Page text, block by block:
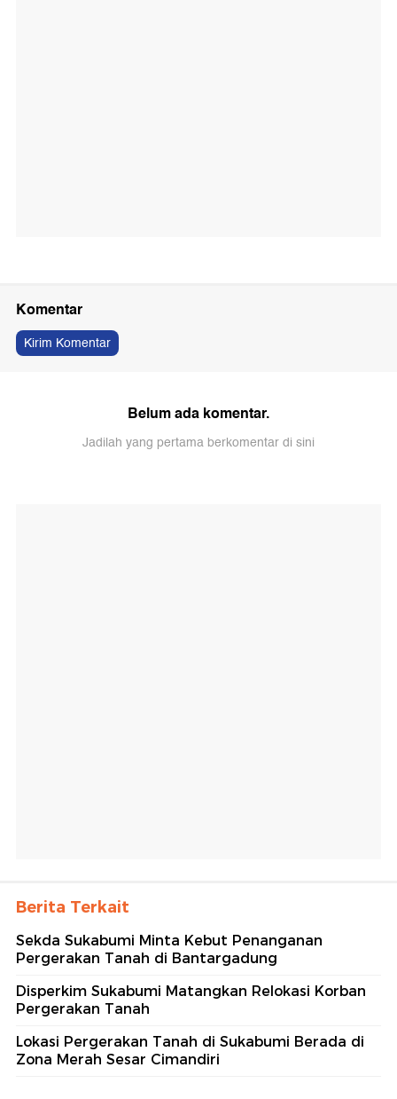
Komentar
Kirim Komentar
Belum ada komentar.
Jadilah yang pertama berkomentar di sini
Berita Terkait
Sekda Sukabumi Minta Kebut Penanganan
Pergerakan Tanah di Bantargadung
Disperkim Sukabumi Matangkan Relokasi Korban
Pergerakan Tanah
Lokasi Pergerakan Tanah di Sukabumi Berada di
Zona Merah Sesar Cimandiri